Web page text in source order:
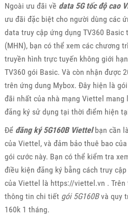
Ngoài ưu đãi về data 5G tốc độ cao
ưu đãi đặc biệt cho người dùng các
data truy cập ứng dụng TV360 Basic
(MHN), bạn có thể xem các chương
truyền hình trực tuyến không giới
TV360 gói Basic. Và còn nhận được
trên ứng dung Mybox. Đây hiện là
đãi nhất của nhà mạng Viettel
đăng ký sử dụng tại thời điểm hiện
Để đăng ký 5G160B Viettelbạn cần
của Viettel, và đảm bảo thuê bao
gói cước này. Bạn có thể kiểm tra
điều kiện đăng ký bằng cách truy
của Viettel là https://viettel.vn .
thông tin chi tiết gói 5G160Bvà quy
160k 1 tháng.